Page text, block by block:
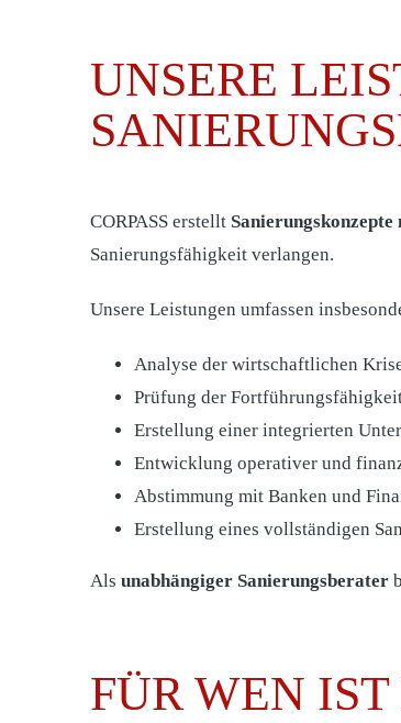
UNSERE
CORPASS erstellt
Sanierungsfähigkeit verlangen.
Unsere Leistungen umfassen
Analyse der wirtschaftlichen
Prüfung der
Erstellung einer integrierten
Entwicklung operativer und
Abstimmung mit Banken und
Erstellung eines vollständigen
Als unabhängiger Sanierungsberater
FÜR WEN